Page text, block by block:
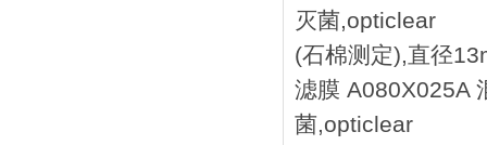
灭菌,opticlear
(石棉测定),直径
滤膜 A080X025A
菌,opticlear